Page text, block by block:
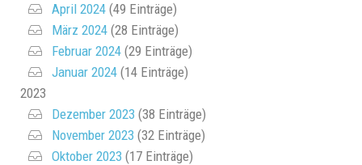
April 2024 (49 Einträge)
März 2024 (28 Einträge)
Februar 2024 (29 Einträge)
Januar 2024 (14 Einträge)
2023
Dezember 2023 (38 Einträge)
November 2023 (32 Einträge)
Oktober 2023 (17 Einträge)